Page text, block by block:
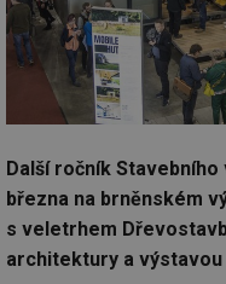
Další ročník
března na brněnském
s veletrhem
architektury a výstavou